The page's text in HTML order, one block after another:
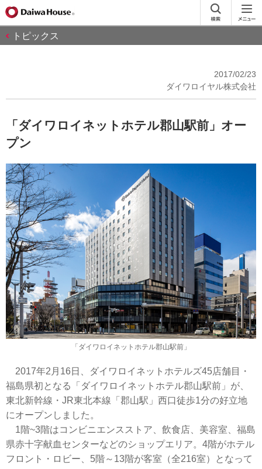
トピックス
2017/02/23
ダイワロイヤル株式会社
「ダイワロイネットホテル郡山駅前」オー
プン
「ダイワロイネットホテル郡山駅前」
2017年2月16日、ダイワロイネットホテルズ45店舗目・
福島県初となる「ダイワロイネットホテル郡山駅前」が、
東北新幹線・JR東北本線「郡山駅」西口徒歩1分の好立地
にオープンしました。
1階~3階はコンビニエンスストア、飲食店、美容室、福島
県赤十字献血センターなどのショップエリア。4階がホテル
フロント・ロビー、5階～13階が客室（全216室）となって